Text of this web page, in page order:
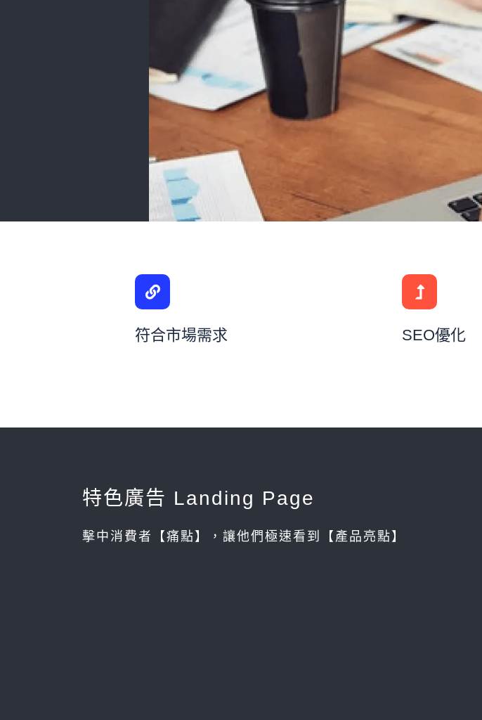
符合市場需求 SEO優化
特色廣告 Landing Page
擊中消費者【痛點】，讓他們極速看到【產品亮點】